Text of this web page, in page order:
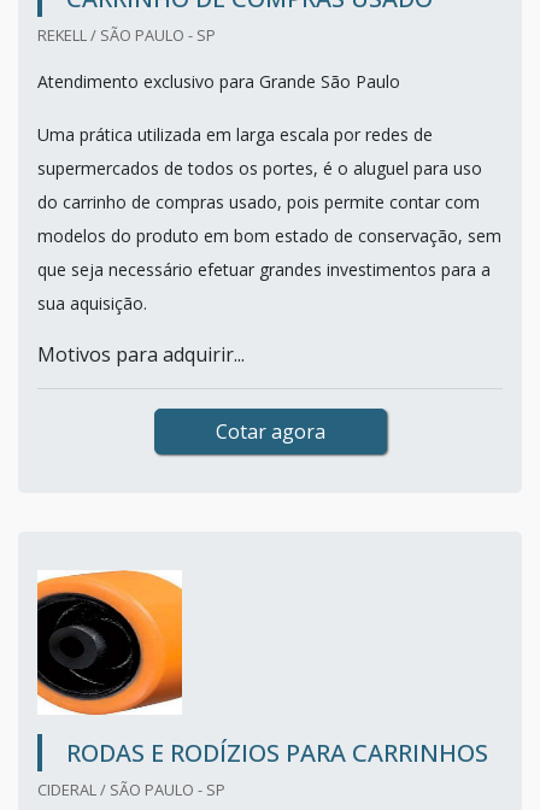
REKELL / SÃO PAULO - SP
Atendimento exclusivo para Grande São Paulo
Uma prática utilizada em larga escala por redes de
supermercados de todos os portes, é o aluguel para uso
do carrinho de compras usado, pois permite contar com
modelos do produto em bom estado de conservação, sem
que seja necessário efetuar grandes investimentos para a
sua aquisição.
Motivos para adquirir...
Cotar agora
RODAS E RODÍZIOS PARA CARRINHOS
CIDERAL / SÃO PAULO - SP